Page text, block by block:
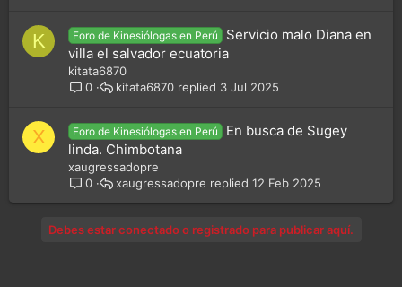
K Foro de Kinesiólogas en Perú
Servicio malo Diana en
villa el salvador ecuatoria
kitata6870
0
3 Jul 2025
kitata6870
X Foro de Kinesiólogas en Perú
En busca de Sugey
linda. Chimbotana
xaugressadopre
0
12 Feb 2025
xaugressadopre
Debes estar conectado o registrado para publicar aquí.